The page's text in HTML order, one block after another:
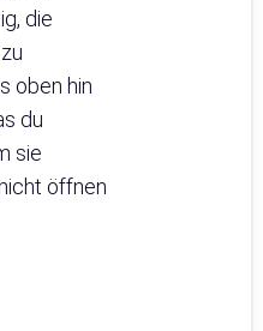
die
oben hin
du
sie
öffnen